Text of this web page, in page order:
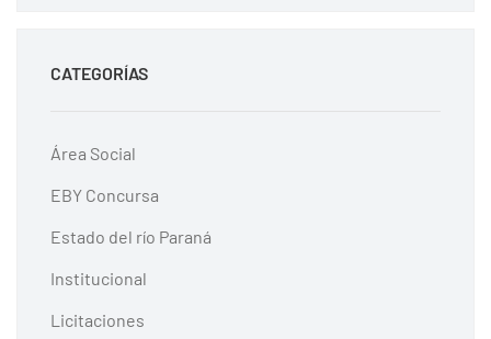
CATEGORÍAS
Área Social
EBY Concursa
Estado del río Paraná
Institucional
Licitaciones